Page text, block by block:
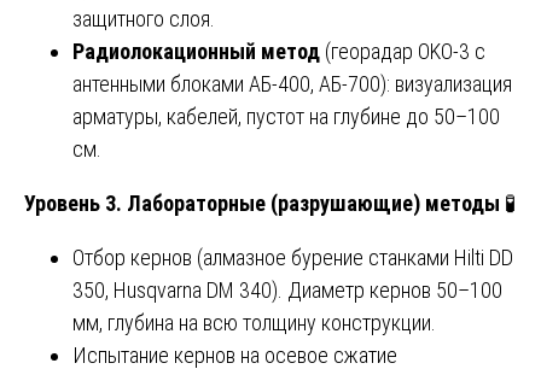
защитного слоя.
Радиолокационный метод (георадар OKO-3 с
антенными блоками АБ-400, АБ-700): визуализация
арматуры, кабелей, пустот на глубине до 50–100
см.
Уровень 3. Лабораторные (разрушающие) методы 🧪
Отбор кернов (алмазное бурение станками Hilti DD
350, Husqvarna DM 340). Диаметр кернов 50–100
мм, глубина на всю толщину конструкции.
Испытание кернов на осевое сжатие